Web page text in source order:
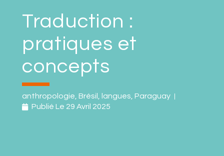
Traduction :
pratiques et
concepts
anthropologie,Brésil , langues,Paraguay
Publié Le 29 Avril 2025